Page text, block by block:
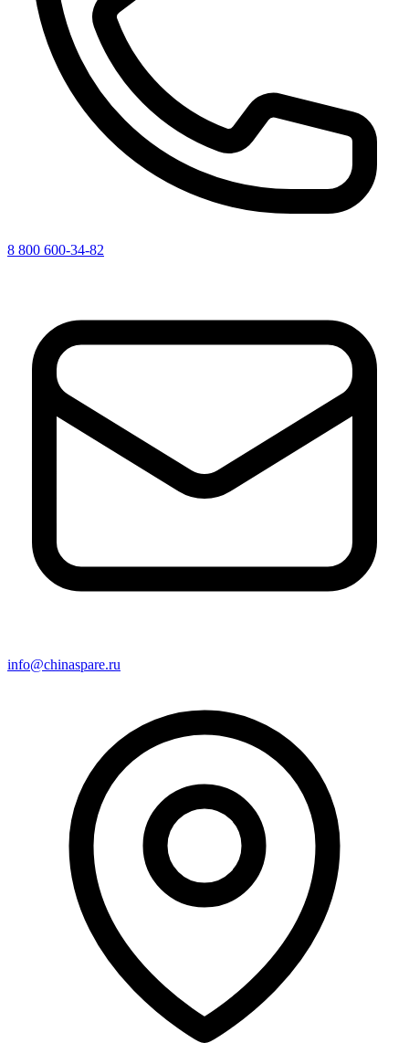
8 800 600-34-82
info@chinaspare.ru